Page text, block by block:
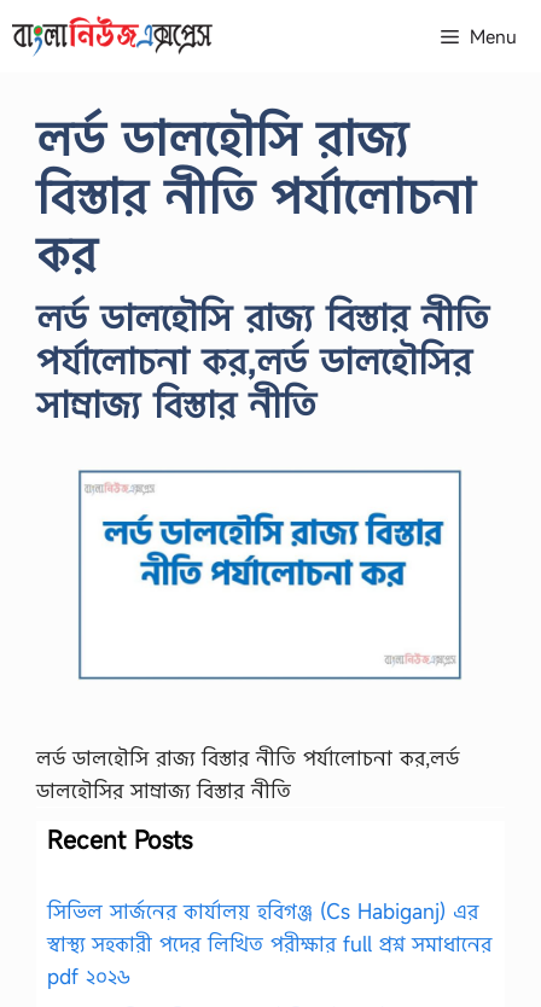
to
Menu
লর্ড ডালহৌসি রাজ্য
বিস্তার নীতি পর্যালোচনা
কর
লর্ড ডালহৌসি রাজ্য বিস্তার নীতি
পর্যালোচনা কর,লর্ড ডালহৌসির
সাম্রাজ্য বিস্তার নীতি
লর্ড ডালহৌসি রাজ্য বিস্তার নীতি পর্যালোচনা কর,লর্ড
ডালহৌসির সাম্রাজ্য বিস্তার নীতি
Recent Posts
সিভিল সার্জনের কার্যালয় হবিগঞ্জ (Cs Habiganj) এর
স্বাস্থ্য সহকারী পদের লিখিত পরীক্ষার full প্রশ্ন সমাধানের
pdf ২০২৬